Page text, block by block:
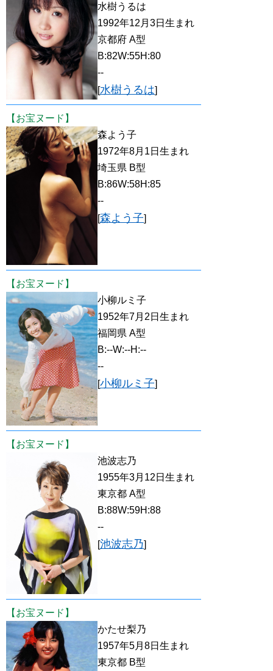
水樹うるは
1992年12月3日生まれ
京都府 A型
B:82W:55H:80
--
[水樹うるは]
【お宝ヌード】
森よう子
1972年8月1日生まれ
埼玉県 B型
B:86W:58H:85
--
[森よう子]
【お宝ヌード】
小柳ルミ子
1952年7月2日生まれ
福岡県 A型
B:--W:--H:--
--
[小柳ルミ子]
【お宝ヌード】
池波志乃
1955年3月12日生まれ
東京都 A型
B:88W:59H:88
--
[池波志乃]
【お宝ヌード】
かたせ梨乃
1957年5月8日生まれ
東京都 B型